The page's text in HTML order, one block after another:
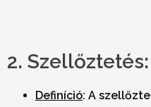
2. Szellőztetés:
Definíció: A